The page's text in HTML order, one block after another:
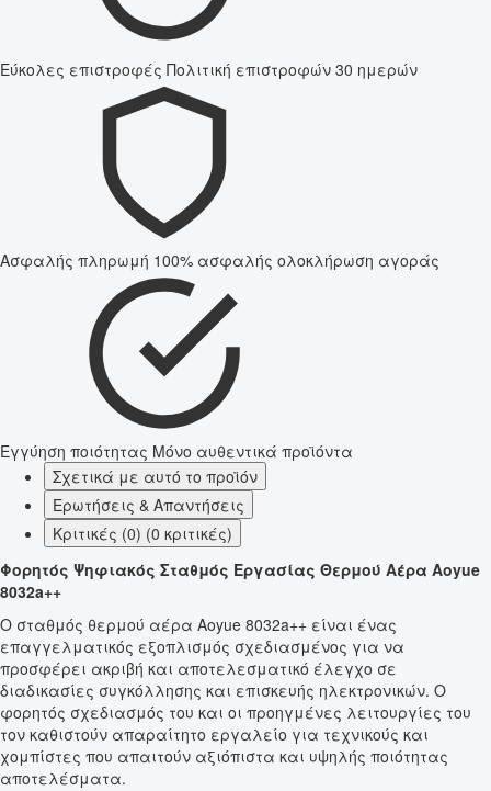
Εύκολες επιστροφές Πολιτική επιστροφών 30 ημερών
Ασφαλής πληρωμή 100% ασφαλής ολοκλήρωση αγοράς
Εγγύηση ποιότητας Μόνο αυθεντικά προϊόντα
Σχετικά με αυτό το προϊόν
Ερωτήσεις & Απαντήσεις
Κριτικές (0) (0 κριτικές)
Φορητός Ψηφιακός Σταθμός Εργασίας Θερμού Αέρα Aoyue
8032a++
Ο σταθμός θερμού αέρα Aoyue 8032a++ είναι ένας
επαγγελματικός εξοπλισμός σχεδιασμένος για να
προσφέρει ακριβή και αποτελεσματικό έλεγχο σε
διαδικασίες συγκόλλησης και επισκευής ηλεκτρονικών. Ο
φορητός σχεδιασμός του και οι προηγμένες λειτουργίες του
τον καθιστούν απαραίτητο εργαλείο για τεχνικούς και
χομπίστες που απαιτούν αξιόπιστα και υψηλής ποιότητας
αποτελέσματα.